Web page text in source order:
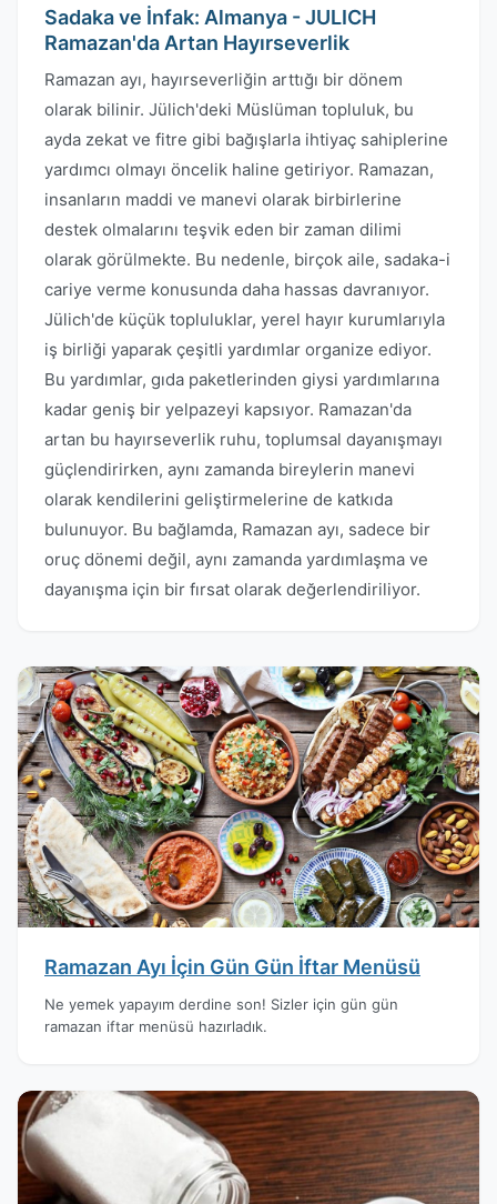
Sadaka ve İnfak: Almanya - JULICH
Ramazan'da Artan Hayırseverlik
Ramazan ayı, hayırseverliğin arttığı bir dönem
olarak bilinir. Jülich'deki Müslüman topluluk, bu
ayda zekat ve fitre gibi bağışlarla ihtiyaç sahiplerine
yardımcı olmayı öncelik haline getiriyor. Ramazan,
insanların maddi ve manevi olarak birbirlerine
destek olmalarını teşvik eden bir zaman dilimi
olarak görülmekte. Bu nedenle, birçok aile, sadaka-i
cariye verme konusunda daha hassas davranıyor.
Jülich'de küçük topluluklar, yerel hayır kurumlarıyla
iş birliği yaparak çeşitli yardımlar organize ediyor.
Bu yardımlar, gıda paketlerinden giysi yardımlarına
kadar geniş bir yelpazeyi kapsıyor. Ramazan'da
artan bu hayırseverlik ruhu, toplumsal dayanışmayı
güçlendirirken, aynı zamanda bireylerin manevi
olarak kendilerini geliştirmelerine de katkıda
bulunuyor. Bu bağlamda, Ramazan ayı, sadece bir
oruç dönemi değil, aynı zamanda yardımlaşma ve
dayanışma için bir fırsat olarak değerlendiriliyor.
Ramazan Ayı İçin Gün Gün İftar Menüsü
Ne yemek yapayım derdine son! Sizler için gün gün
ramazan iftar menüsü hazırladık.